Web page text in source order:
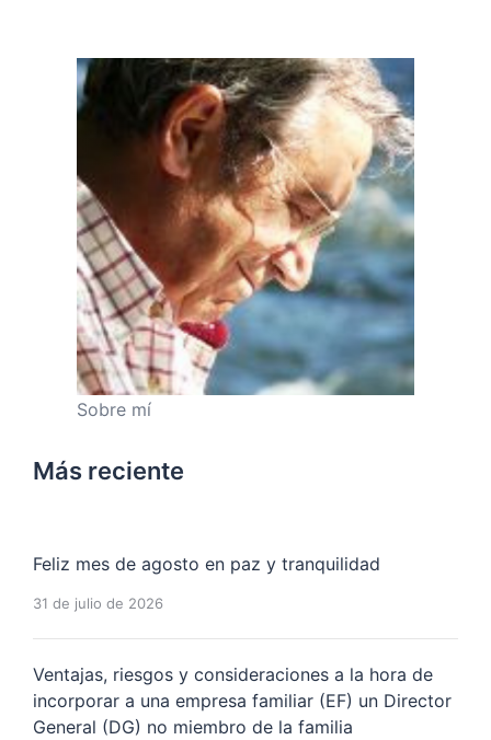
Sobre mí
Más reciente
Feliz mes de agosto en paz y tranquilidad
31 de julio de 2026
Ventajas, riesgos y consideraciones a la hora de
incorporar a una empresa familiar (EF) un Director
General (DG) no miembro de la familia